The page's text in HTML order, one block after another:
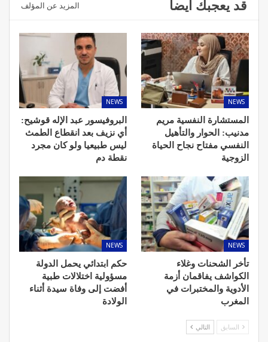
قد يعجبك ايضا المزيد عن المؤلف
NEWS
المستشارة النفسية مريم
مدنيب: الحوار والتأهيل
النفسي مفتاح نجاح الحياة
الزوجية
NEWS
البروفيسور عبد الإله قوشيح:
أي نزيف بعد انقطاع الطمث
ليس طبيعيا ولو كان مجرد
نقطة دم
NEWS
تأخر الشحنات وغلاء
الكواشف يفاقمان أزمة
الأدوية والمختبرات في
المغرب
NEWS
حكم ابتدائي يحمل الدولة
مسؤولية اختلالات طبية
أفضت إلى وفاة سيدة أثناء
الولادة
السابق التالي